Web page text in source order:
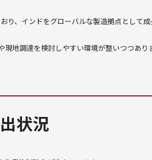
り、インドをグローバルな製造拠点として
地調達を検討しやすい環境が整いつつあり
状況